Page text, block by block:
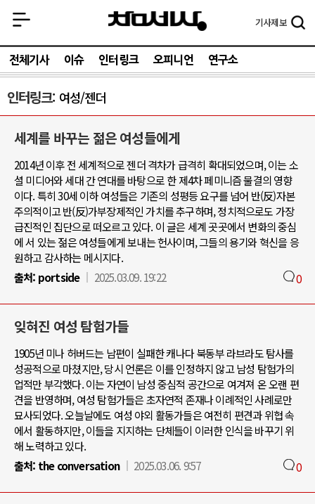
기사제보
전체기사 이슈 인터링크 오피니언 연구소
인터링크 여성/젠더
세계를 바꾸는 젊은 여성들에게
2014년 이후 전 세계적으로 젠더 격차가 급격히 확대되었으며, 이는 소
셜 미디어와 세대 간 연대를 바탕으로 한 제4차 페미니즘 물결의 영향
이다. 특히 30세 이하 여성들은 기존의 성평등 요구를 넘어 반(反)자본
주의적이고 반(反)가부장제적인 가치를 추구하며, 정치적으로도 가장
급진적인 집단으로 떠오르고 있다. 이 글은 세계 곳곳에서 변화의 중심
에 서 있는 젊은 여성들에게 보내는 헌사이며, 그들의 용기와 혁신을 응
원하고 감사하는 메시지다.
출처: portside 2025.03.09. 19:22 0
잊혀진 여성 탐험가들
1905년 미나 허버드는 남편이 실패한 캐나다 북동부 라브라도 탐사를
성공적으로 마쳤지만, 당시 언론은 이를 인정하지 않고 남성 탐험가의
업적만 부각했다. 이는 자연이 남성 중심적 공간으로 여겨져 온 오랜 편
견을 반영하며, 여성 탐험가들은 초자연적 존재나 이례적인 사례로만
묘사되었다. 오늘날에도 여성 야외 활동가들은 여전히 편견과 위협 속
에서 활동하지만, 이들을 지지하는 단체들이 이러한 인식을 바꾸기 위
해 노력하고 있다.
출처: the conversation 2025.03.06. 9:57 0